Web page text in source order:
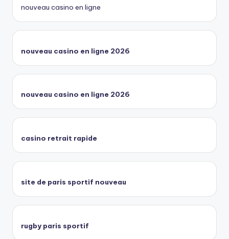
nouveau casino en ligne
nouveau casino en ligne 2026
nouveau casino en ligne 2026
casino retrait rapide
site de paris sportif nouveau
rugby paris sportif